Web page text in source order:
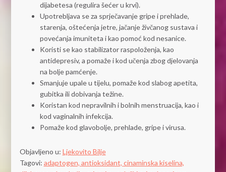
dijabetesa (regulira šećer u krvi).
Upotrebljava se za sprječavanje gripe i prehlade,
starenja, oštećenja jetre, jačanje živčanog sustava i
povećanja imuniteta i kao pomoć kod nesanice.
Koristi se kao stabilizator raspoloženja, kao
antidepresiv, a pomaže i kod učenja zbog djelovanja
na bolje pamćenje.
Smanjuje upale u tijelu, pomaže kod slabog apetita,
gubitka ili dobivanja težine.
Koristan kod nepravilnih i bolnih menstruacija, kao i
kod vaginalnih infekcija.
Pomaže kod glavobolje, prehlade, gripe i virusa.
Objavljeno u: Ljekovito Bilje
Tagovi: adaptogen, antioksidant, cinaminska kiselina,